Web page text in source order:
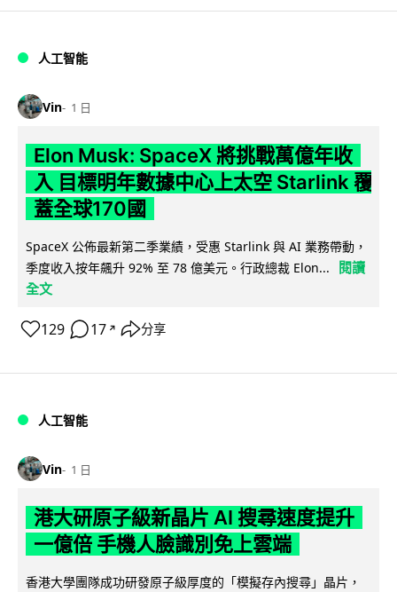
人工智能
Vin 1 日
Elon Musk: SpaceX 將挑戰萬億年收
入 目標明年數據中心上太空 Starlink 覆
蓋全球170國
SpaceX 公佈最新第二季業績，受惠 Starlink 與 AI 業務帶動，
季度收入按年飆升 92% 至 78 億美元。行政總裁 Elon...
閱讀
全文
129 17 ↗ 分享
人工智能
Vin 1 日
港大研原子級新晶片 AI 搜尋速度提升
一億倍 手機人臉識別免上雲端
香港大學團隊成功研發原子級厚度的「模擬存內搜尋」晶片，